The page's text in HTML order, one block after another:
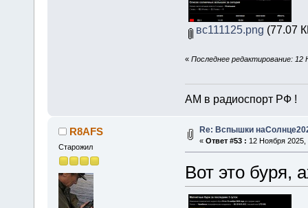
вс111125.png (77.07
« Последнее редактирование: 12
АМ в радиоспорт РФ !
R8AFS
Старожил
Re: Вспышки
« Ответ #53 : 12 Ноября 2025,
Вот это буря,